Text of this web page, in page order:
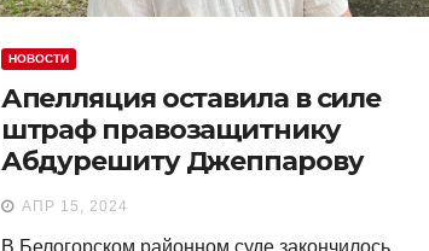
НОВОСТИ
Апелляция оставила в силе
штраф правозащитнику
Абдурешиту Джеппарову
АПР 15, 2024